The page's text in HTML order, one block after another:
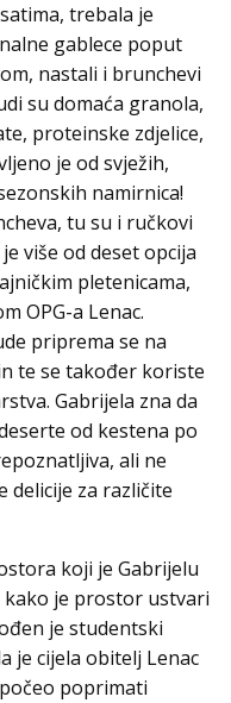
trebala je
gablece poput
nastali i brunchevi
su domaća granola,
proteinske zdjelice,
je od svježih,
namirnica!
tu su i ručkovi
više od deset opcija
pletenicama,
OPG-a Lenac.
priprema se na
te se također koriste
Gabrijela zna da
od kestena po
ali ne
delicije za različite
koji je Gabrijelu
kako je prostor ustvari
je studentski
je cijela obitelj Lenac
poprimati